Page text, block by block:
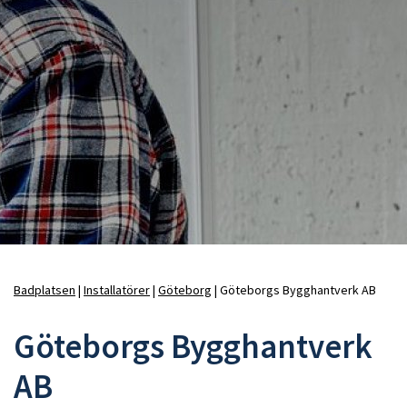
Badplatsen Installatörer Göteborg Göteborgs Bygghantverk AB
Göteborgs Bygghantverk
AB